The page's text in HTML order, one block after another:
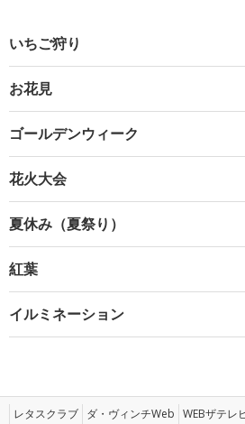
いちご狩り
お花見
ゴールデンウィーク
花火大会
夏休み（夏祭り）
紅葉
イルミネーション
レタスクラブ ダ・ヴィンチWeb WEBザテレ